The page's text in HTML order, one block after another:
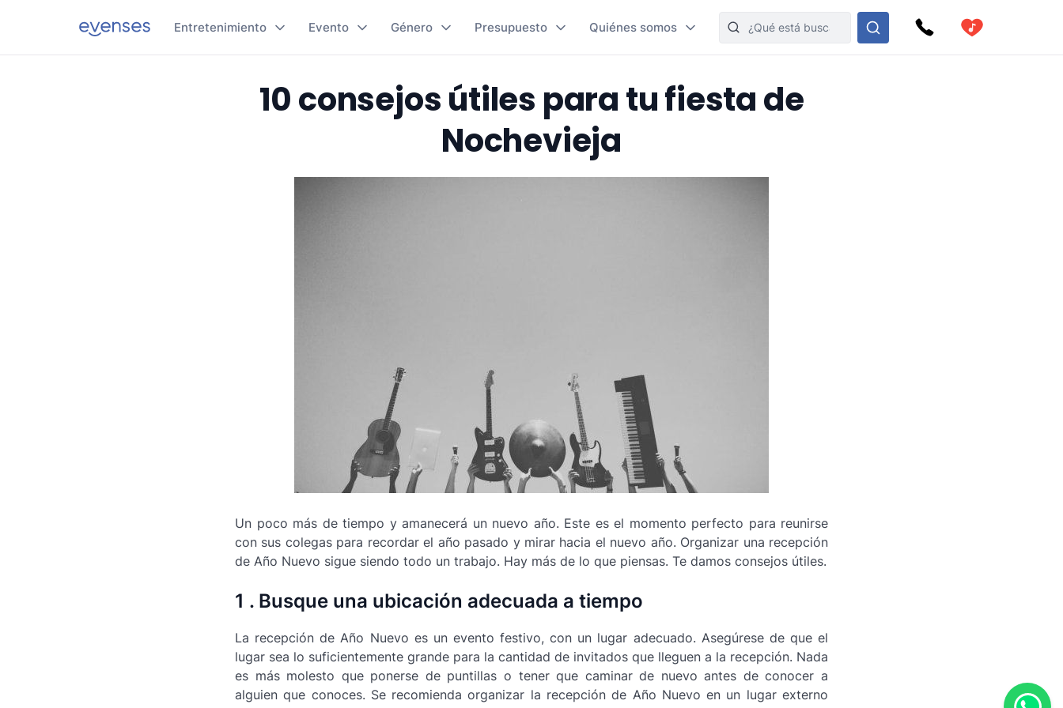
Entretenimiento Evento Género Presupuesto Quiénes somos
10 consejos útiles para tu fiesta de
Nochevieja
Un poco más de tiempo y amanecerá un nuevo año. Este es el momento perfecto para reunirse
con sus colegas para recordar el año pasado y mirar hacia el nuevo año. Organizar una recepción
de Año Nuevo sigue siendo todo un trabajo. Hay más de lo que piensas. Te damos consejos útiles.
1 . Busque una ubicación adecuada a tiempo
La recepción de Año Nuevo es un evento festivo, con un lugar adecuado. Asegúrese de que el
lugar sea lo suficientemente grande para la cantidad de invitados que lleguen a la recepción. Nada
es más molesto que ponerse de puntillas o tener que caminar de nuevo antes de conocer a
alguien que conoces. Se recomienda organizar la recepción de Año Nuevo en un lugar externo